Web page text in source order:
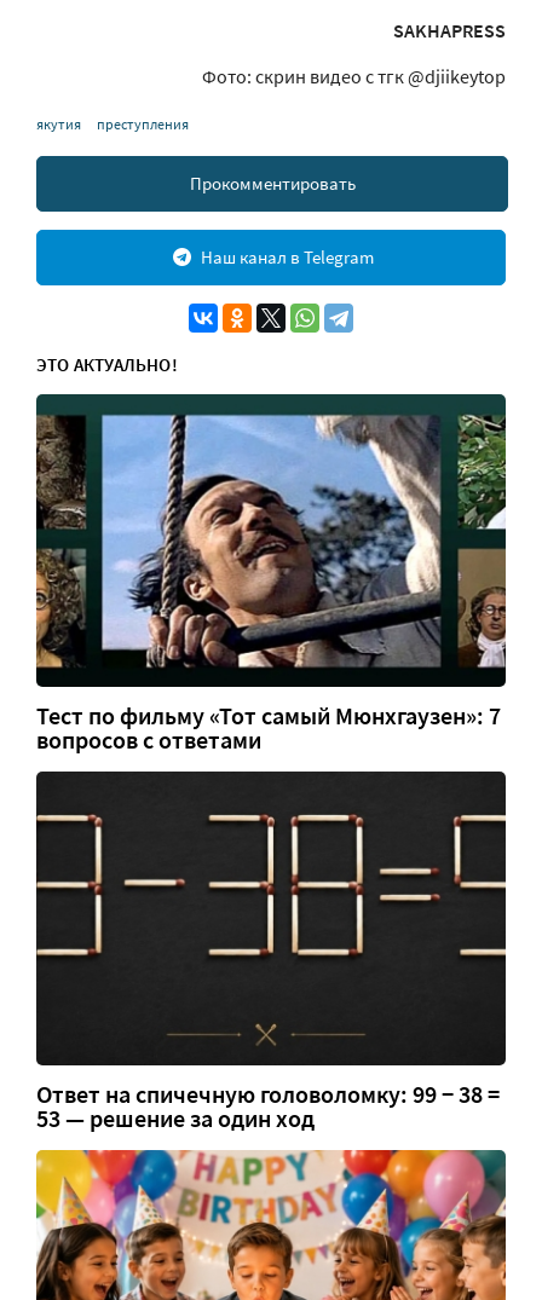
SAKHAPRESS
Фото: скрин видео с тгк @djiikeytop
якутия преступления
Прокомментировать
Наш канал в Telegram
ЭТО АКТУАЛЬНО!
Тест по фильму «Тот самый Мюнхгаузен»: 7
вопросов с ответами
Ответ на спичечную головоломку: 99 − 38 =
53 — решение за один ход